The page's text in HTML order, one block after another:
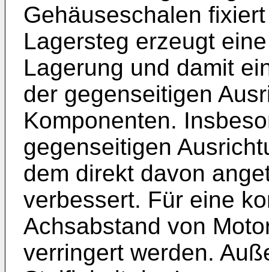
Gehäuseschalen
Lagersteg erzeugt
Lagerung und damit
der gegenseitigen
Komponenten.
gegenseitigen
dem direkt davon
verbessert. Für eine
Achsabstand von
verringert werden.